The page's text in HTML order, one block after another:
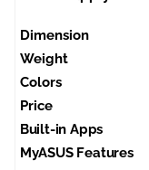
Dimension
Weight
Colors
Price
Built-in Apps
MyASUS Features